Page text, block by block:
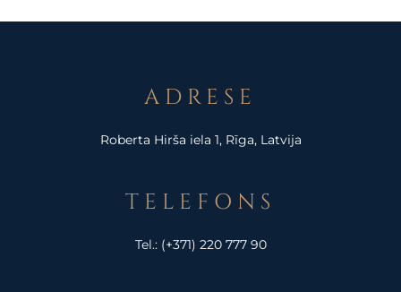
ADRESE
Roberta Hirša iela 1, Rīga, Latvija
TELEFONS
Tel.: (+371) 220 777 90